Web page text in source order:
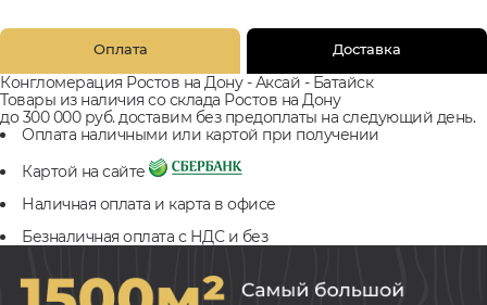
Оплата Доставка
Конгломерация Ростов на Дону - Аксай - Батайск
Товары из наличия со склада Ростов на Дону
до 300 000 руб. доставим без предоплаты на следующий день.
Оплата наличными или картой при получении
Картой на сайте
Наличная оплата и карта в офисе
Безналичная оплата с НДС и без